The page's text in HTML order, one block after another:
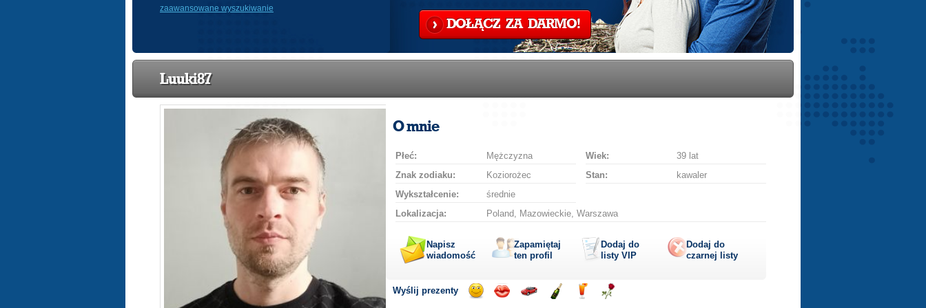
zaawansowane wyszukiwanie
DOŁĄCZ ZA DARMO!
Luuki87
O mnie
Płeć: Mężczyzna Wiek:
39 lat
Znak zodiaku:
Koziorożec Stan:
kawaler
Wykształcenie:
średnie
Lokalizacja:
Poland, Mazowieckie, Warszawa
Napisz
wiadomość
Zapamiętaj
ten profil
Dodaj do
listy VIP
Dodaj do
czarnej listy
Wyślij prezenty